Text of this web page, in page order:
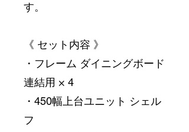
す。
《 セット内容 》
・フレーム ダイニングボード
連結用 × 4
・450幅上台ユニット シェル
フ